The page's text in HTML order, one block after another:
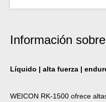
Información
Líquido | alta fuerza |
WEICON RK-1500 ofrece